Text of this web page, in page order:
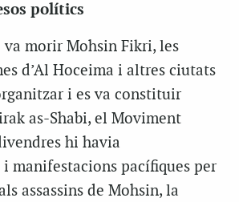
polítics
va morir Mohsin Fikri, les
d’Al Hoceima i altres ciutats
i es va constituir
as-Shabi, el Moviment
hi havia
manifestacions pacífiques per
assassins de Mohsin, la